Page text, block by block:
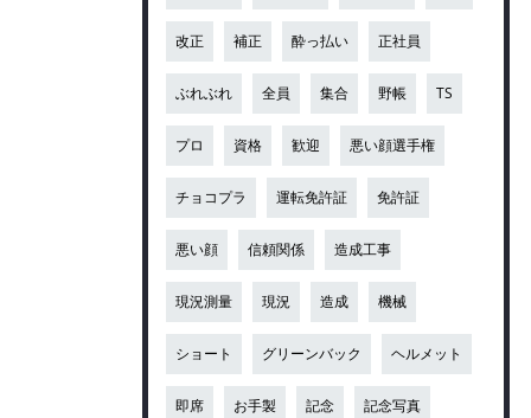
改正 補正 酔っ払い 正社員
ぶれぶれ 全員 集合 野帳 TS
プロ 資格 歓迎 悪い顔選手権
チョコプラ 運転免許証 免許証
悪い顔 信頼関係 造成工事
現況測量 現況 造成 機械
ショート グリーンバック ヘルメット
即席 お手製 記念 記念写真